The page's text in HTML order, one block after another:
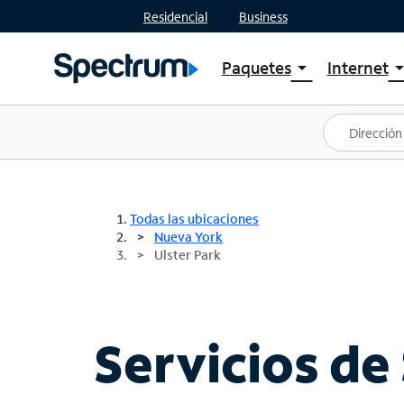
Residencial Business
Paquetesarrow_drop_down
Ver paquetes
Spectrum One
Mejores ofertas
Internetarrow_drop_down
Planes
Todas las ubicaciones
Nueva York
Ulster Park
Servicios